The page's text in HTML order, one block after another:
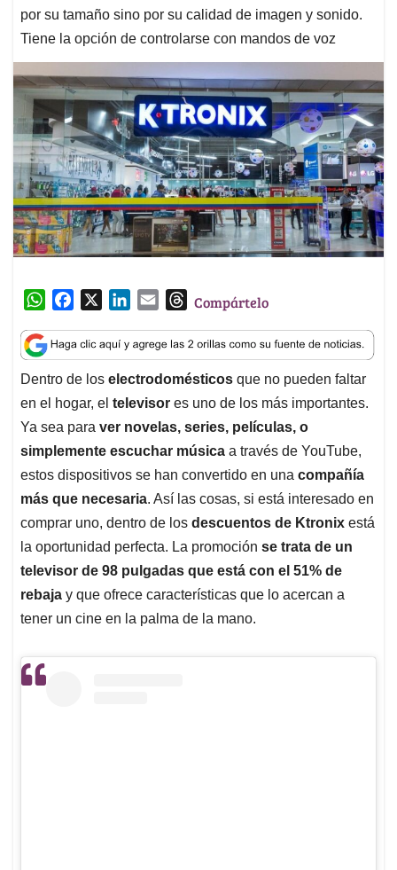
por su tamaño sino por su calidad de imagen y sonido.
Tiene la opción de controlarse con mandos de voz
W
a
t
s
A
p
p
c
e
b
o
o
k
n
k
e
d
I
n
a
i
l
T
r
e
a
d
s
Compártelo
Dentro de los electrodomésticos que no pueden faltar
en el hogar, el televisor es uno de los más importantes.
Ya sea para ver novelas, series, películas, o
simplemente escuchar música a través de YouTube,
estos dispositivos se han convertido en una compañía
más que necesaria. Así las cosas, si está interesado en
comprar uno, dentro de los descuentos de Ktronix está
la oportunidad perfecta. La promoción se trata de un
televisor de 98 pulgadas que está con el 51% de
rebaja y que ofrece características que lo acercan a
tener un cine en la palma de la mano.